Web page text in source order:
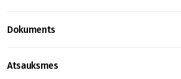
Dokuments
Atsauksmes